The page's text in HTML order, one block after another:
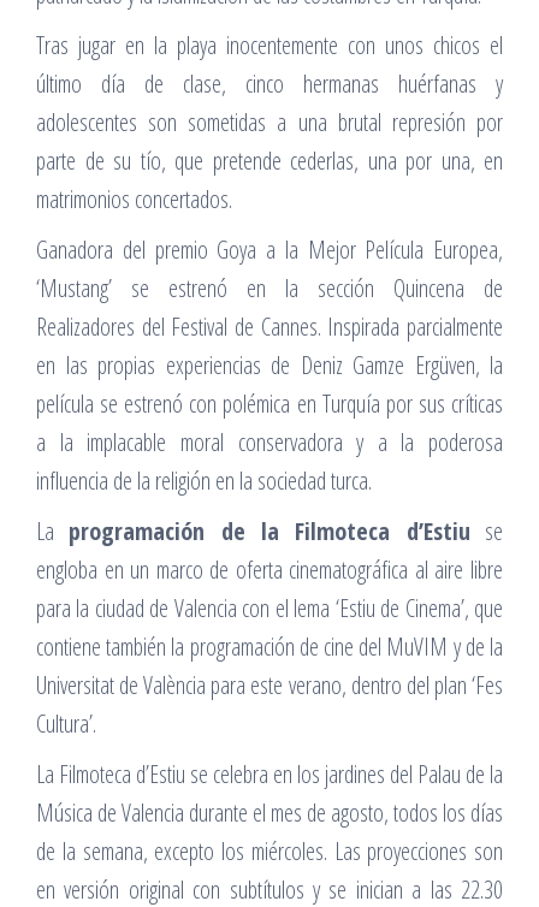
Tras jugar en la playa inocentemente con unos chicos el
último día de clase, cinco hermanas huérfanas y
adolescentes son sometidas a una brutal represión por
parte de su tío, que pretende cederlas, una por una, en
matrimonios concertados.
Ganadora del premio Goya a la Mejor Película Europea,
‘Mustang’ se estrenó en la sección Quincena de
Realizadores del Festival de Cannes. Inspirada parcialmente
en las propias experiencias de Deniz Gamze Ergüven, la
película se estrenó con polémica en Turquía por sus críticas
a la implacable moral conservadora y a la poderosa
influencia de la religión en la sociedad turca.
La programación de la Filmoteca d’Estiu se
engloba en un marco de oferta cinematográfica al aire libre
para la ciudad de Valencia con el lema ‘Estiu de Cinema’, que
contiene también la programación de cine del MuVIM y de la
Universitat de València para este verano, dentro del plan ‘Fes
Cultura’.
La Filmoteca d’Estiu se celebra en los jardines del Palau de la
Música de Valencia durante el mes de agosto, todos los días
de la semana, excepto los miércoles. Las proyecciones son
en versión original con subtítulos y se inician a las 22.30